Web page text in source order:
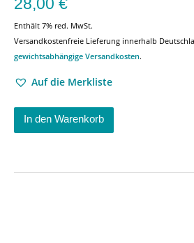
Enthält 7% red. MwSt.
Versandkostenfreie Lieferung innerhalb
gewichtsabhängige Versandkosten.
Auf die Merkliste
In den Warenkorb